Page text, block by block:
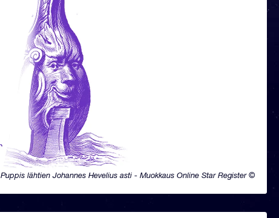
Puppis lähtien Johannes Hevelius asti - Muokkaus Online Star Register ©